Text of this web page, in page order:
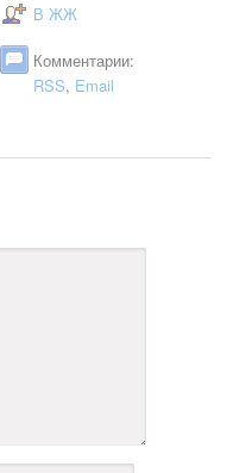
В ЖЖ
Комментарии:
RSS, Email